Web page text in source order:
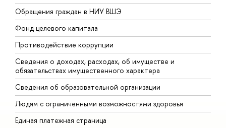
Обращения граждан в НИУ ВШЭ
Фонд целевого капитала
Противодействие коррупции
Сведения о доходах, расходах, об имуществе и
обязательствах имущественного характера
Сведения об образовательной организации
Людям с ограниченными возможностями здоровья
Единая платежная страница